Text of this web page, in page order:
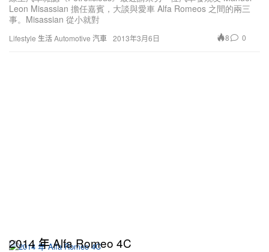
Lifestyle 生活Automotive 汽車
Leon Misassian 擔任嘉賓，大談與愛車 Alfa Romeos 之間的兩三
事。Misassian 從小就對
2013年3月6日 8 0
2014 年 Alfa Romeo 4C